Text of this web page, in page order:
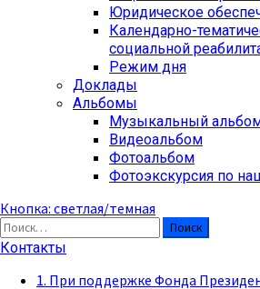
Юридическое
Календарно-
социальной
Режим дня
Доклады
Альбомы
Музыкальный
Видеоальбом
Фотоальбом
Фотоэкскурсия по
Кнопка: светлая/темная
Найти:
Контакты
1. При поддержке Фонда